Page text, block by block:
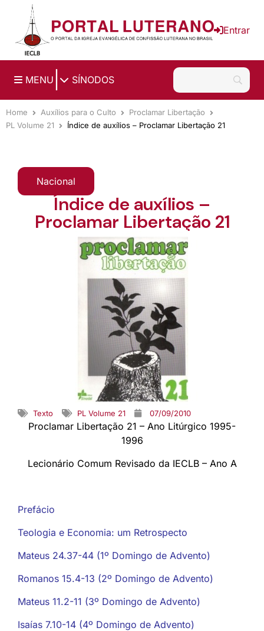
Ir para o conteúdo principal
Entrar
MENU SÍNODOS
Home Auxílios para o Culto
Proclamar Libertação
PL Volume 21
Índice de auxílios – Proclamar Libertação 21
Nacional
Índice de auxílios –
Proclamar Libertação 21
Texto PL Volume 21 07/09/2010
Proclamar Libertação 21 – Ano Litúrgico 1995-
1996
Lecionário Comum Revisado da IECLB – Ano A
Prefácio
Teologia e Economia: um Retrospecto
Mateus 24.37-44 (1º Domingo de Advento)
Romanos 15.4-13 (2º Domingo de Advento)
Mateus 11.2-11 (3º Domingo de Advento)
Isaías 7.10-14 (4º Domingo de Advento)